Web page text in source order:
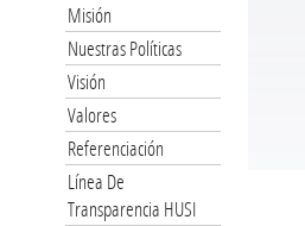
Misión
Nuestras Políticas
Visión
Valores
Referenciación
Línea De
Transparencia HUSI